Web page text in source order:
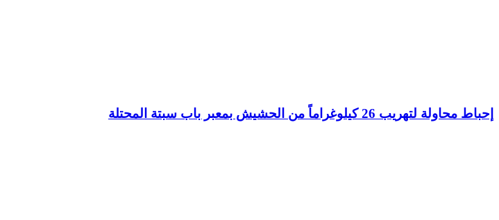
إحباط محاولة لتهريب 26 كيلوغراماً من الحشيش بمعبر باب سبتة المحتلة